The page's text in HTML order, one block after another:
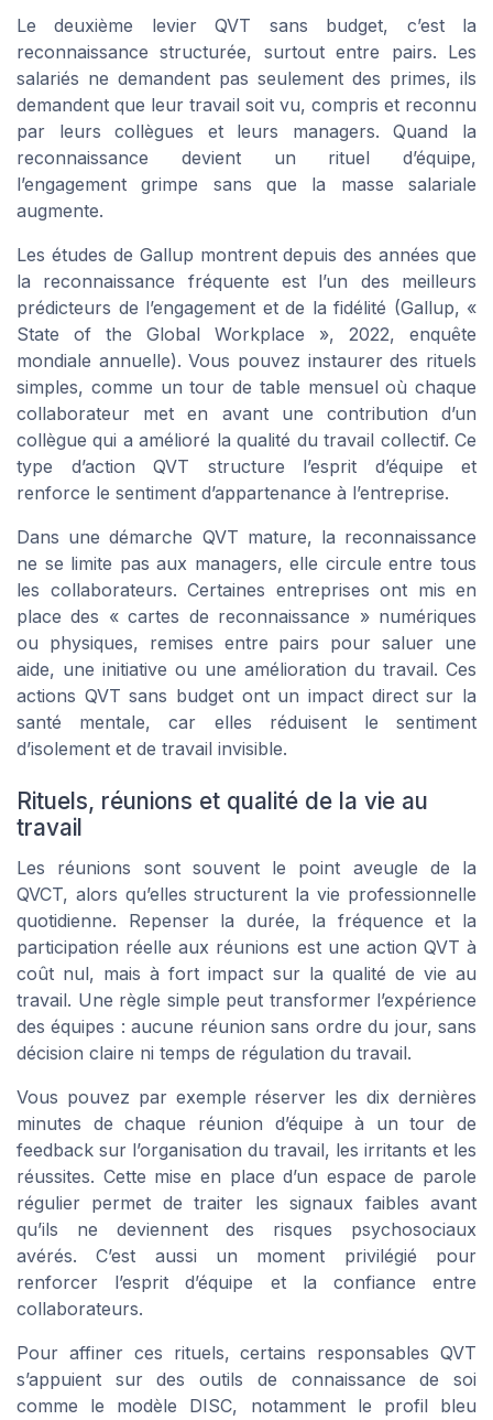
Le deuxième levier QVT sans budget, c’est la
reconnaissance structurée, surtout entre pairs. Les
salariés ne demandent pas seulement des primes, ils
demandent que leur travail soit vu, compris et reconnu
par leurs collègues et leurs managers. Quand la
reconnaissance devient un rituel d’équipe,
l’engagement grimpe sans que la masse salariale
augmente.
Les études de Gallup montrent depuis des années que
la reconnaissance fréquente est l’un des meilleurs
prédicteurs de l’engagement et de la fidélité (Gallup, «
State of the Global Workplace », 2022, enquête
mondiale annuelle). Vous pouvez instaurer des rituels
simples, comme un tour de table mensuel où chaque
collaborateur met en avant une contribution d’un
collègue qui a amélioré la qualité du travail collectif. Ce
type d’action QVT structure l’esprit d’équipe et
renforce le sentiment d’appartenance à l’entreprise.
Dans une démarche QVT mature, la reconnaissance
ne se limite pas aux managers, elle circule entre tous
les collaborateurs. Certaines entreprises ont mis en
place des « cartes de reconnaissance » numériques
ou physiques, remises entre pairs pour saluer une
aide, une initiative ou une amélioration du travail. Ces
actions QVT sans budget ont un impact direct sur la
santé mentale, car elles réduisent le sentiment
d’isolement et de travail invisible.
Rituels, réunions et qualité de la vie au
travail
Les réunions sont souvent le point aveugle de la
QVCT, alors qu’elles structurent la vie professionnelle
quotidienne. Repenser la durée, la fréquence et la
participation réelle aux réunions est une action QVT à
coût nul, mais à fort impact sur la qualité de vie au
travail. Une règle simple peut transformer l’expérience
des équipes : aucune réunion sans ordre du jour, sans
décision claire ni temps de régulation du travail.
Vous pouvez par exemple réserver les dix dernières
minutes de chaque réunion d’équipe à un tour de
feedback sur l’organisation du travail, les irritants et les
réussites. Cette mise en place d’un espace de parole
régulier permet de traiter les signaux faibles avant
qu’ils ne deviennent des risques psychosociaux
avérés. C’est aussi un moment privilégié pour
renforcer l’esprit d’équipe et la confiance entre
collaborateurs.
Pour affiner ces rituels, certains responsables QVT
s’appuient sur des outils de connaissance de soi
comme le modèle DISC, notamment le profil bleu